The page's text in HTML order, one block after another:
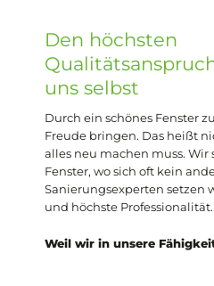
Den höchsten
uns selbst
Durch ein schönes Fenster
Freude bringen. Das heißt
alles neu machen muss.
Fenster, wo sich oft kein
Sanierungsexperten setzen
und höchste Professionalität.
Weil wir in unsere